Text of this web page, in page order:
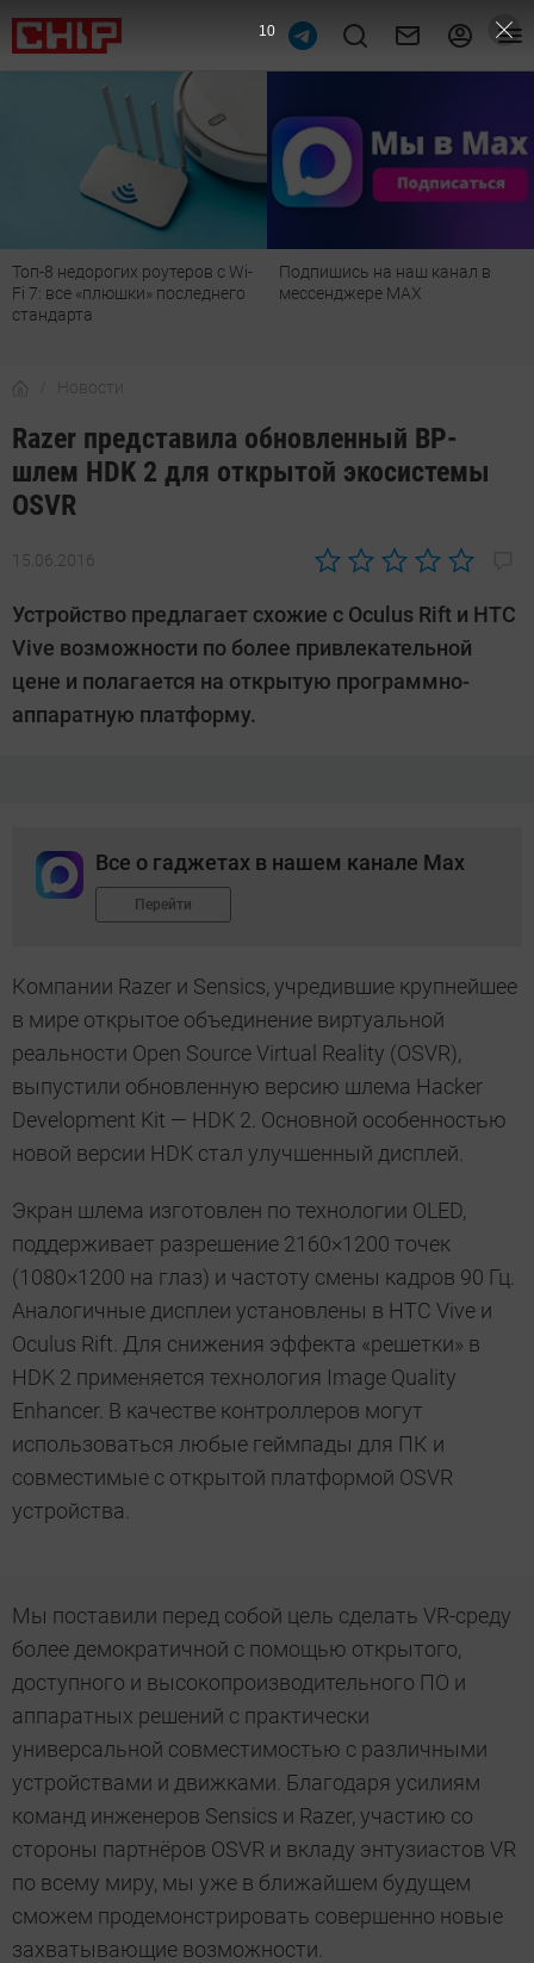
Топ-8 недорогих роутеров с Wi-
Fi 7: все «плюшки» последнего
стандарта
Подпишись на наш канал в
мессенджере МАХ
Новости
Razer представила обновленный ВР-
шлем HDK 2 для открытой экосистемы
OSVR
15.06.2016
Автор:
Устройство предлагает схожие с Oculus Rift и HTC
Vive возможности по более привлекательной
цене и полагается на открытую программно-
аппаратную платформу.
Все о гаджетах в нашем канале Max
Перейти
Компании Razer и Sensics, учредившие крупнейшее
в мире открытое объединение виртуальной
реальности Open Source Virtual Reality (OSVR),
выпустили обновленную версию шлема Hacker
Development Kit — HDK 2. Основной особенностью
новой версии HDK стал улучшенный дисплей.
Экран шлема изготовлен по технологии OLED,
поддерживает разрешение 2160×1200 точек
(1080×1200 на глаз) и частоту смены кадров 90 Гц.
Аналогичные дисплеи установлены в HTC Vive и
Oculus Rift. Для снижения эффекта «решетки» в
HDK 2 применяется технология Image Quality
Enhancer. В качестве контроллеров могут
использоваться любые геймпады для ПК и
совместимые с открытой платформой OSVR
устройства.
Мы поставили перед собой цель сделать VR-среду
более демократичной с помощью открытого,
доступного и высокопроизводительного ПО и
аппаратных решений с практически
универсальной совместимостью с различными
устройствами и движками. Благодаря усилиям
команд инженеров Sensics и Razer, участию со
стороны партнёров OSVR и вкладу энтузиастов VR
по всему миру, мы уже в ближайшем будущем
сможем продемонстрировать совершенно новые
захватывающие возможности.
9